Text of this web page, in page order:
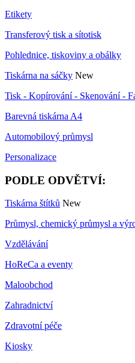
Etikety
Transferový tisk a sítotisk
Pohlednice, tiskoviny a obálky
Tiskárna na sáčky New
Tisk - Kopírování - Skenování -
Barevná tiskárna A4
Automobilový průmysl
Personalizace
PODLE ODVĚTVÍ:
Tiskárna štítků New
Průmysl, chemický průmysl a
Vzdělávání
HoReCa a eventy
Maloobchod
Zahradnictví
Zdravotní péče
Kiosky